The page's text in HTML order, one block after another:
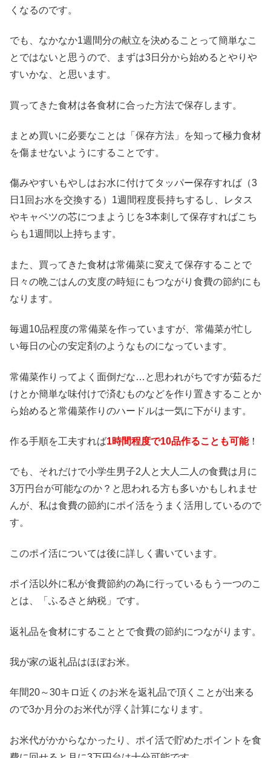
くなるのです。
でも、なかなか1週間分の献立を決めることって簡単なこ
とではないと思うので、まずは3日分から始めるとやりや
すいかな、と思います。
買ってきた食材は各食材に合った方法で保存します。
まとめ買いに必要なことは「保存方法」を知って極力食材
を傷ませないようにすることです。
傷みやすいもやしはお水に付けてタッパー保存すれば（3
日1回お水を交換する）1週間程度長持ちするし、レタス
やキャベツの芯につまようじを3本刺して保存すればこち
らも1週間以上持ちます。
また、買ってきた食材は常備菜に変えて保存することで
日々の晩ごはんの支度の時短にもつながり食費の節約にも
なります。
毎週10品程度の常備菜を作っていますが、常備菜が忙し
い毎日の心の安定剤のようなものになっています。
常備菜作りってよく面倒だな…と思われがちですが茹るだ
けとか簡単な味付けで済むものなどを作り置きすることか
ら始めると常備菜作りのハードルは一気に下がります。
作る手順を工夫すれば1時間程度で10品作ることも可能！
でも、それだけで小学生男子2人と大人二人の食費は月に
3万円台が可能なのか？と思われる方も多いかもしれませ
んが、私は食費の節約にポイ活をうまく活用しているので
す。
このポイ活については後に詳しく書いています。
ポイ活以外に私が食費節約の為に行っているもう一つのこ
とは、「ふるさと納税」です。
返礼品を食材にすることとで食費の節約につながります。
我が家の返礼品はほぼお米。
年間20～30キロ近くのお米を返礼品で頂くことが出来る
ので3か月分のお米代が浮く計算になります。
お米代がかからなかったり、ポイ活で貯めたポイントを食